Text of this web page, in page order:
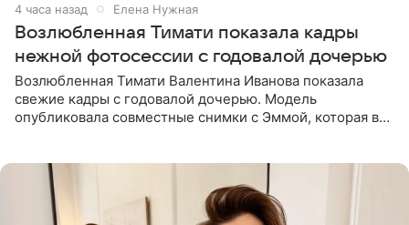
4 часа назад Елена Нужная
Возлюбленная Тимати показала кадры
нежной фотосессии с годовалой дочерью
Возлюбленная Тимати Валентина Иванова показала
свежие кадры с годовалой дочерью. Модель
опубликовала совместные снимки с Эммой, которая в